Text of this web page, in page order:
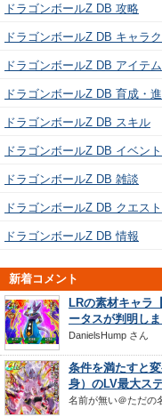
ドラゴンボールZ DB 攻略
ドラゴンボールZ DB キャラ
ドラゴンボールZ DB アイテム
ドラゴンボールZ DB 育成・
ドラゴンボールZ DB スキル
ドラゴンボールZ DB イベント
ドラゴンボールZ DB 雑談
ドラゴンボールZ DB クエスト
ドラゴンボールZ DB 情報
新着コメント
LRの素材キャラ
ータスが判明しま
DanielsHump さん
条件を満たすと
身）のLV最大ス
名前が無い＠ただの